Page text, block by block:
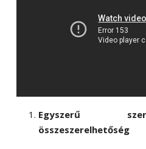
Egyszerű
összeszerelhetőség